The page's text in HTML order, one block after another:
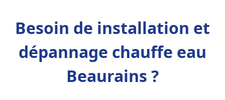
Besoin de installation et
dépannage chauffe eau
Beaurains ?